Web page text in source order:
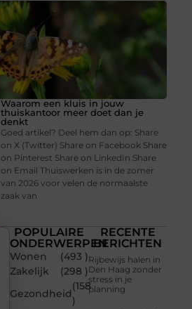
Waarom een kluis in jouw
thuiskantoor meer doet dan je
denkt
Goed artikel? Deel hem dan op: Share
on X (Twitter) Share on Facebook Share
on Pinterest Share on LinkedIn Share
on Email Thuiswerken is in de zomer
van 2026 voor velen de normaalste
zaak van
POPULAIRE
ONDERWERPEN
Wonen
(493 )
Zakelijk
(298 )
Gezondheid
(158
)
RECENTE
BERICHTEN
Rijbewijs halen in
Den Haag zonder
stress in je
planning